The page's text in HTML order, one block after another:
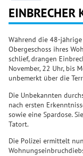
EINBRECHER
Während die 48-
Obergeschoss ihres
schlief, drangen
November, 22 Uhr, bis
unbemerkt über die
Die Unbekannten
nach ersten
sowie eine Spardose.
Tatort.
Die Polizei ermittelt